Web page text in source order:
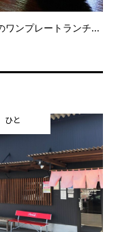
ンプレートランチ...
ひと